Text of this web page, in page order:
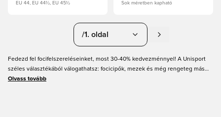
EU 44, EU 44½, EU 45½ Sok méretben kapható
/1. oldal
Fedezd fel focifelszereléseinket, most 30-40% kedvezménnyel! A Unisport
széles választékából válogathatsz: focicipők, mezek és még rengeteg más
termék vár rád. Mire vársz még? Rendelj a Unisporttól még ma!
Olvass tovább